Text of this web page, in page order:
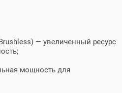
— увеличенный ресурс
мощность для